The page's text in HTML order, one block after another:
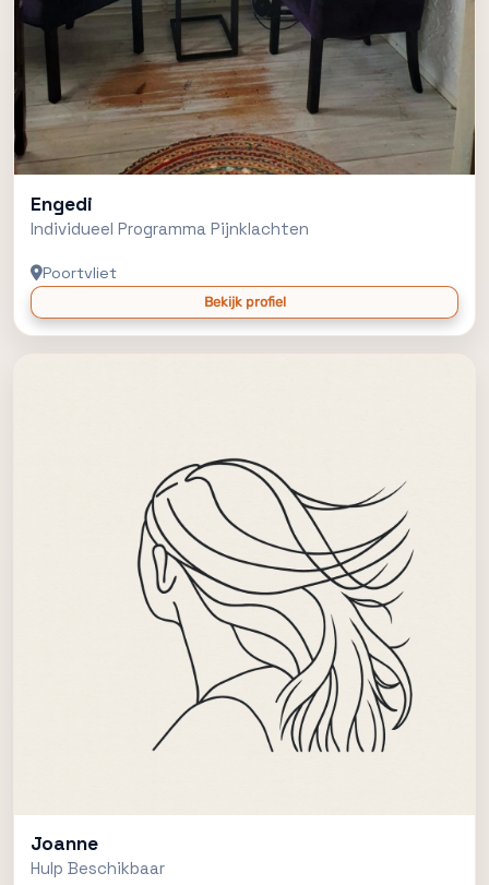
Engedi
Individueel Programma Pijnklachten
Poortvliet
Bekijk profiel
Joanne
Hulp Beschikbaar